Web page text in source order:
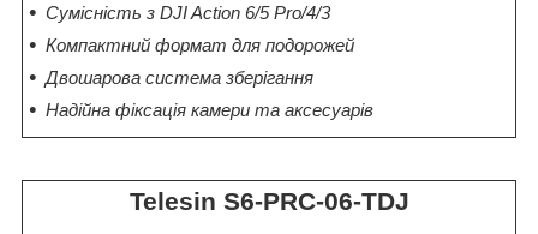
Сумісність з DJI Action 6/5 Pro/4/3
Компактний формат для подорожей
Двошарова система зберігання
Надійна фіксація камери та аксесуарів
Telesin S6-PRC-06-TDJ